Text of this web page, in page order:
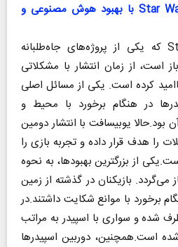
آپدیت بزرگ Star Wars Outlaws با بهبود هوش مصنوعی و
بازی Star Wars Outlaws که یکی از پروژه‌های جاه‌طلبانه
است، از زمان انتشار با مشکلاتی
کرده است. یکی از مسائل اصلی
در هنگام برخورد با محیط و
بود.حالا یوبیسافت با انتشار دومین
را هدف قرار داده و تجربه بازی را
از بزرگترین بهبودها، به نحوه
می‌گردد. بازیکنان در گذشته از زمین
برخورد با موانع شکایت داشتند.در
شده و سواری با اسپیدر به مراتب
است.همچنین، دوربین اسپیدرها